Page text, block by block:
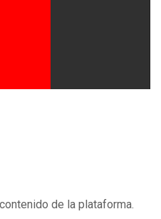
de la plataforma.